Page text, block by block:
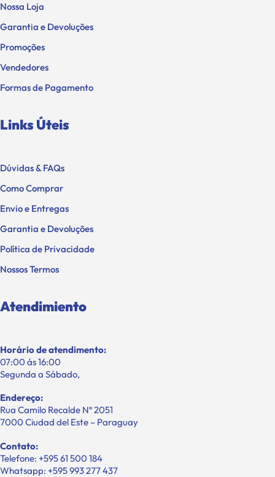
Nossa Loja
Garantia e Devoluções
Promoções
Vendedores
Formas de Pagamento
Links Úteis
Dúvidas & FAQs
Como Comprar
Envio e Entregas
Garantia e Devoluções
Política de Privacidade
Nossos Termos
Atendimiento
Horário de atendimento:
07:00 ás 16:00
Segunda a Sábado,
Endereço:
Rua Camilo Recalde Nº 2051
7000 Ciudad del Este – Paraguay
Contato:
Telefone: +595 61 500 184
Whatsapp: +595 993 277 437